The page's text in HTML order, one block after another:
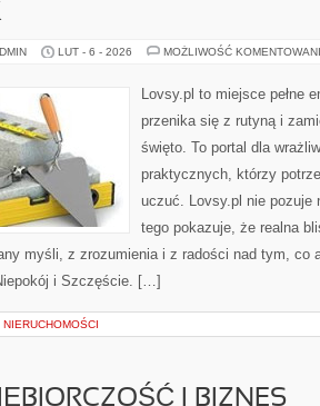
LUT - 6 - 2026 MOŻLIWOŚĆ
Lovsy.pl to miejsce pełne
przenika się z rutyną i
święto. To portal dla
praktycznych, którzy
uczuć. Lovsy.pl nie pozuje
tego pokazuje, że realna
myśli, z zrozumienia i z radości nad tym, co
i Szczęście. […]
NIERUCHOMOŚCI
I BIZNES